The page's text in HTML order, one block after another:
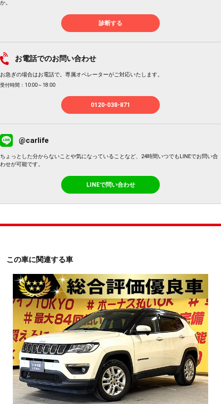
か。
診断する
お電話でのお問い合わせ
お急ぎの場合はお電話で。専属オペレーターがご対応いたします。
受付時間：10:00～18:00
0120-038-871
@carlife
ちょっとした分からないことや気になっていることなど、24時間いつでもLINEでお問い合
わせが可能です。
LINEで問い合わせ
この車に関連する車